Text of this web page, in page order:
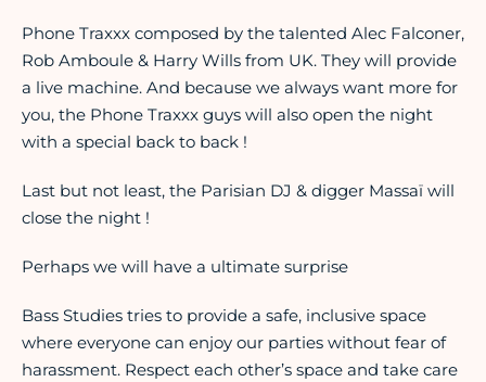
Phone Traxxx composed by the talented Alec Falconer,
Rob Amboule & Harry Wills from UK. They will provide
a live machine. And because we always want more for
you, the Phone Traxxx guys will also open the night
with a special back to back !
Last but not least, the Parisian DJ & digger Massaï will
close the night !
Perhaps we will have a ultimate surprise
Bass Studies tries to provide a safe, inclusive space
where everyone can enjoy our parties without fear of
harassment. Respect each other’s space and take care